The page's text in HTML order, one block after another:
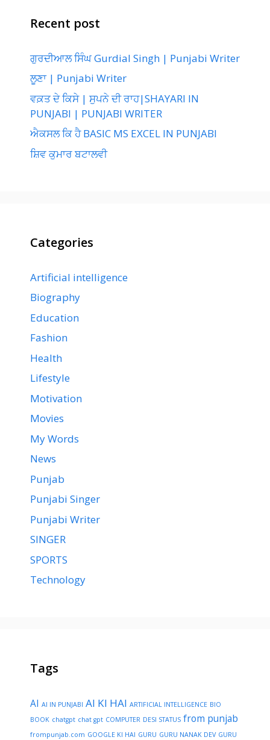
Recent post
ਗੁਰਦੀਆਲ ਸਿੰਘ Gurdial Singh | Punjabi Writer
ਲੂਣਾ | Punjabi Writer
ਵਕ਼ਤ ਦੇ ਕਿਸੇ | ਸੁਪਨੇ ਦੀ ਰਾਹ|SHAYARI IN
PUNJABI | PUNJABI WRITER
ਐਕਸਲ ਕਿ ਹੈ BASIC MS EXCEL IN PUNJABI
ਸ਼ਿਵ ਕੁਮਾਰ ਬਟਾਲਵੀ
Categories
Artificial intelligence
Biography
Education
Fashion
Health
Lifestyle
Motivation
Movies
My Words
News
Punjab
Punjabi Singer
Punjabi Writer
SINGER
SPORTS
Technology
Tags
AI AI IN PUNJABI AI KI HAI ARTIFICIAL INTELLIGENCE BIO
BOOK chatgpt chat gpt COMPUTER DESI STATUS from punjab
frompunjab.com GOOGLE KI HAI GURU GURU NANAK DEV GURU